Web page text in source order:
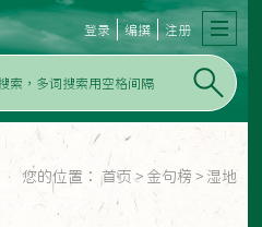
登录 编撰 注册
您的位置： 首页 > 金句榜 > 湿地